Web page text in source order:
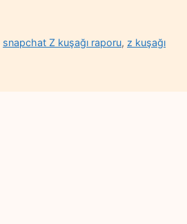
snapchat Z kuşağı raporu,z kuşağı